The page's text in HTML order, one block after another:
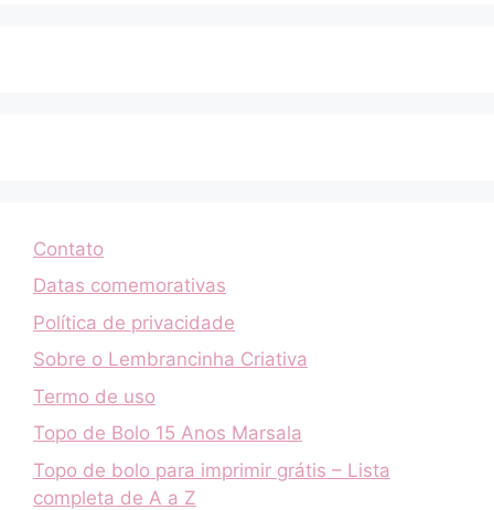
Contato
Datas comemorativas
Política de privacidade
Sobre o Lembrancinha Criativa
Termo de uso
Topo de Bolo 15 Anos Marsala
Topo de bolo para imprimir grátis – Lista
completa de A a Z